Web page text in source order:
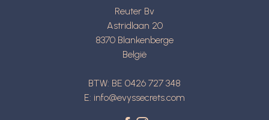
Reuter Bv
Astridlaan 20
8370 Blankenberge
België
BTW: BE 0426 727 348
E: info@evyssecrets.com